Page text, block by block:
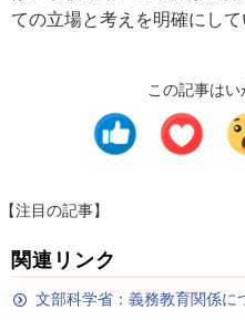
ての立場と考えを明確にして
この記事はい
【注目の記事】
関連リンク
文部科学省：義務教育関係に